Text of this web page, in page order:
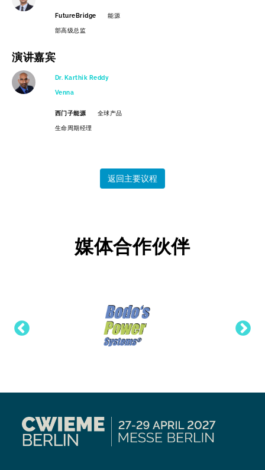
FutureBridge 能源
部高级总监
演讲嘉宾
Dr. Karthik Reddy
Venna
西门子能源 全球产品
生命周期经理
返回主要议程
媒体合作伙伴